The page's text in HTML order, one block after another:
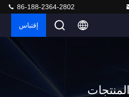
86-188-2364-2802
إقتباس